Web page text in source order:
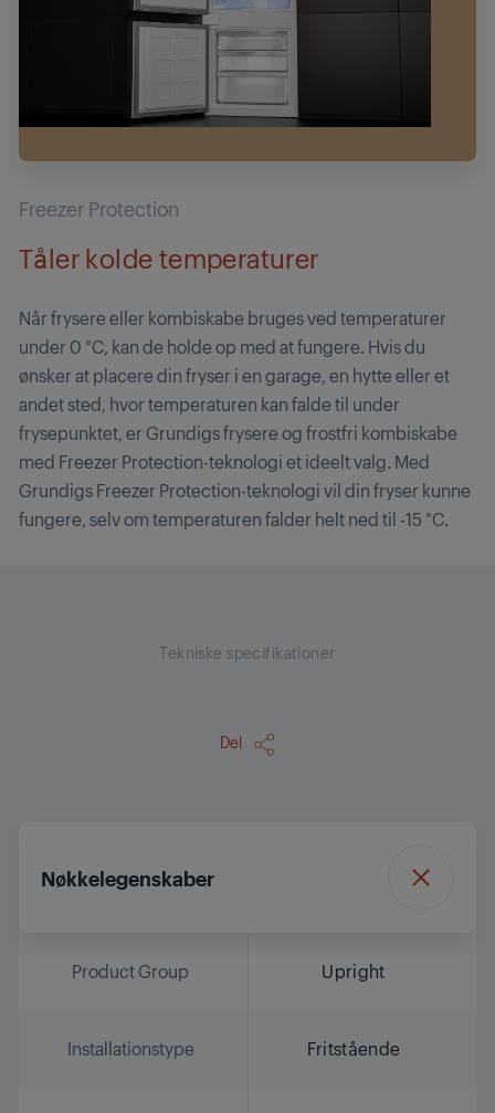
Freezer Protection
Tåler kolde temperaturer
Når frysere eller kombiskabe bruges ved temperaturer
under 0 °C, kan de holde op med at fungere. Hvis du
ønsker at placere din fryser i en garage, en hytte eller et
andet sted, hvor temperaturen kan falde til under
frysepunktet, er Grundigs frysere og frostfri kombiskabe
med Freezer Protection-teknologi et ideelt valg. Med
Grundigs Freezer Protection-teknologi vil din fryser kunne
fungere, selv om temperaturen falder helt ned til -15 °C.
Tekniske specifikationer
Del
Nøkkelegenskaber
Product Group Upright
Installationstype Fritstående